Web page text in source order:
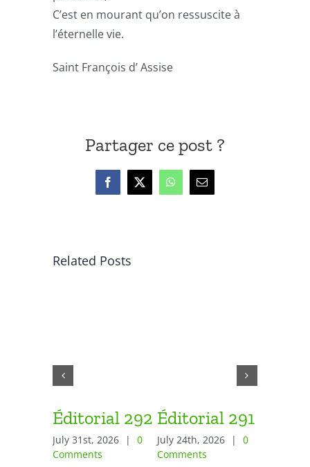
C’est en mourant qu’on ressuscite à
l’éternelle vie.
Saint François d’ Assise
Partager ce post ?
Facebook
X WhatsAppEmail
Related Posts
Éditorial 292
July 31st, 2026 |
0
Comments
Éditorial 291
July 24th, 2026 |
0
Comments